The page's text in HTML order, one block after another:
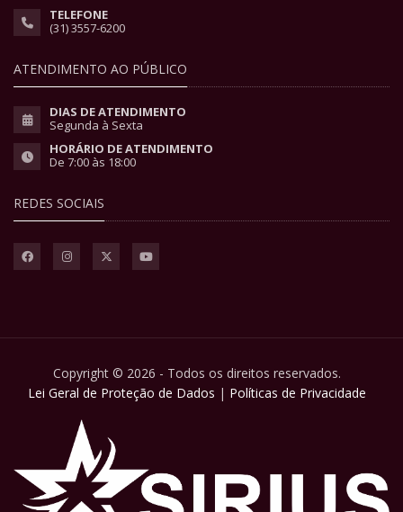
TELEFONE
(31) 3557-6200
ATENDIMENTO AO PÚBLICO
DIAS DE ATENDIMENTO
Segunda à Sexta
HORÁRIO DE ATENDIMENTO
De 7:00 às 18:00
REDES SOCIAIS
Copyright © 2026 - Todos os direitos reservados.
Lei Geral de Proteção de Dados | Políticas de Privacidade